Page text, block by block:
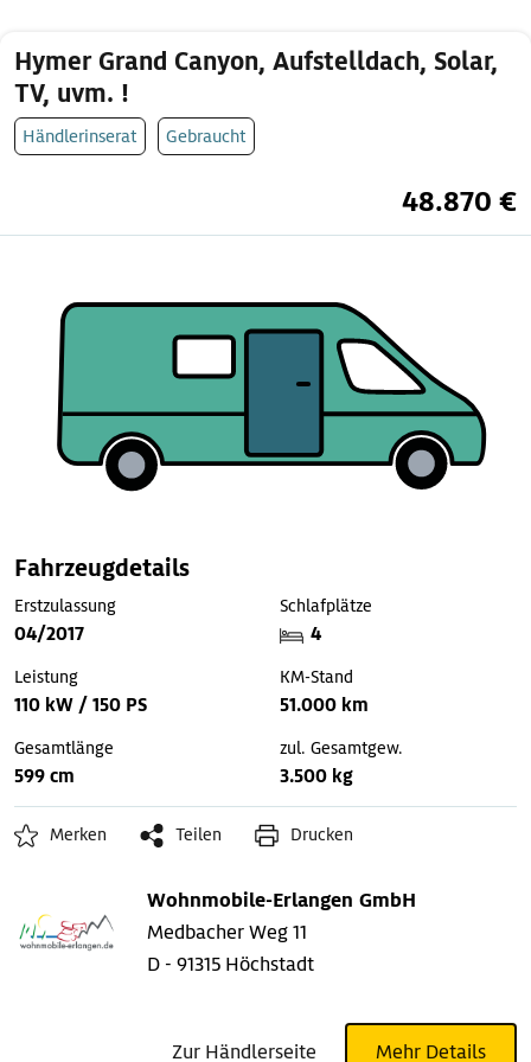
Hymer Grand Canyon, Aufstelldach, Solar,
TV, uvm. !
Händlerinserat Gebraucht
48.870 €
Fahrzeugdetails
Erstzulassung
04/2017
Schlafplätze
4
Leistung
110 kW / 150 PS
KM-Stand
51.000 km
Gesamtlänge
599 cm
zul. Gesamtgew.
3.500 kg
Merken Teilen Drucken
Wohnmobile-Erlangen GmbH
Medbacher Weg 11
D - 91315 Höchstadt
Zur Händlerseite Mehr Details